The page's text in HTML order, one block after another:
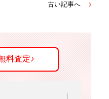
古い記事へ